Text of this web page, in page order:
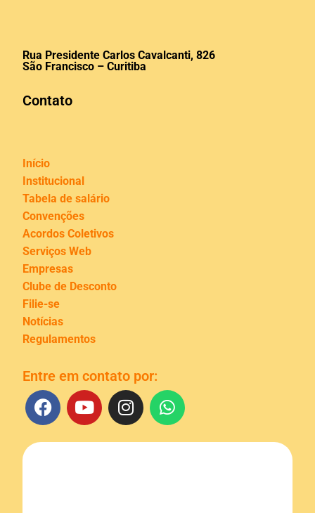
Rua Presidente Carlos Cavalcanti, 826
São Francisco – Curitiba
Contato
Início
Institucional
Tabela de salário
Convenções
Acordos Coletivos
Serviços Web
Empresas
Clube de Desconto
Filie-se
Notícias
Regulamentos
Entre em contato por: